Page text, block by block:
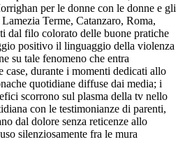
per le donne con le donne e gli
Terme, Catanzaro, Roma,
dal filo colorato delle buone pratiche
positivo il linguaggio della violenza
su tale fenomeno che entra
case, durante i momenti dedicati allo
quotidiane diffuse dai media; i
scorrono sul plasma della tv nello
con le testimonianze di parenti,
dal dolore senza reticenze allo
silenziosamente fra le mura